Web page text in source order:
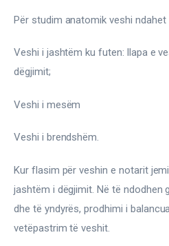
Okulistike
Pneumologji
Psikologji
Për studim anatomik veshi ndahet
Veshi i jashtëm ku futen: llapa e
dëgjimit;
Veshi i mesëm
Veshi i brendshëm.
Kur flasim për veshin e notarit
jashtëm i dëgjimit. Në të ndodhen
dhe të yndyrës, prodhimi i
vetëpastrim të veshit.